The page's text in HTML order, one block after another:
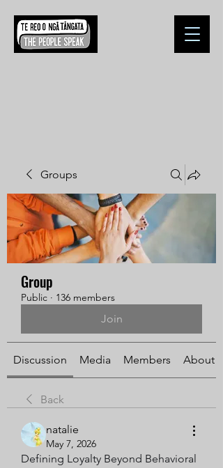
Groups
Group
Public · 136 members
Join
Discussion Media Members About
Back
natalie
May 7, 2026
Defining Loyalty Beyond Behavioral